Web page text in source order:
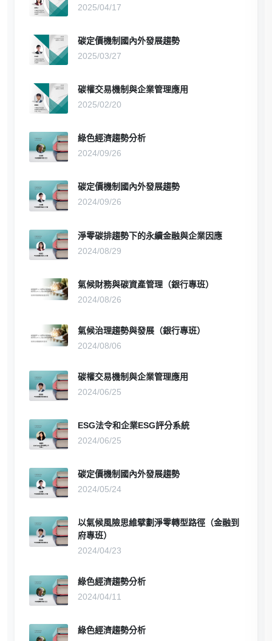
2025/04/17
碳定價機制國內外發展趨勢
2025/03/27
碳權交易機制與企業管理應用
2025/02/20
綠色經濟趨勢分析
2024/09/26
碳定價機制國內外發展趨勢
2024/09/26
淨零碳排趨勢下的永續金融與企業因應
2024/08/29
氣候財務與碳資產管理（銀行專班）
2024/08/26
氣候治理趨勢與發展（銀行專班）
2024/08/06
碳權交易機制與企業管理應用
2024/06/25
ESG法令和企業ESG評分系統
2024/06/25
碳定價機制國內外發展趨勢
2024/05/24
以氣候風險思維擘劃淨零轉型路徑（金融到
府專班）
2024/04/23
綠色經濟趨勢分析
2024/04/11
綠色經濟趨勢分析